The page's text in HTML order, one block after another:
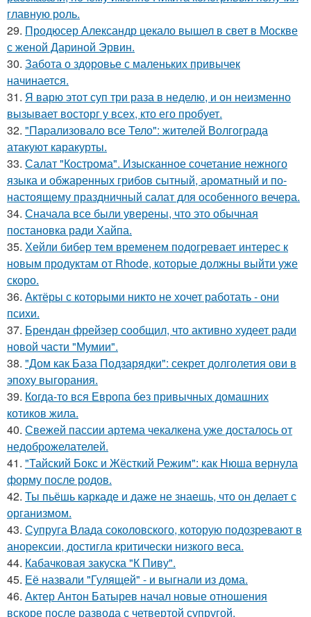
главную роль.
29. Продюсер Александр цекало вышел в свет в Москве
с женой Дариной Эрвин.
30. Забота о здоровье с маленьких привычек
начинается.
31. Я варю этот суп три раза в неделю, и он неизменно
вызывает восторг у всех, кто его пробует.
32. "Пapализовало все Тело": жителей Волгограда
атакуют каракурты.
33. Салат "Кострома". Изысканное сочетание нежного
языка и обжаренных грибов сытный, ароматный и по-
настоящему праздничный салат для особенного вечера.
34. Сначала все были уверены, что это обычная
постановка ради Хайпа.
35. Хейли бибер тем временем подогревает интерес к
новым продуктам от Rhode, которые должны выйти уже
скоро.
36. Актёры с которыми никто не хочет работать - они
психи.
37. Брендан фрейзер сообщил, что активно худеет ради
новой части "Мумии".
38. "Дом как База Подзарядки": секрет долголетия ови в
эпоху выгорания.
39. Когда-то вся Европа без привычных домашних
котиков жила.
40. Свежей пассии артема чекалкена уже досталось от
недоброжелателей.
41. "Тайский Бокс и Жёсткий Режим": как Нюша вернула
форму после родов.
42. Ты пьёшь каркаде и даже не знаешь, что он делает с
организмом.
43. Супруга Влада соколовского, которую подозревают в
анорексии, достигла критически низкого веса.
44. Кабачковая закуска "К Пиву".
45. Её назвали "Гулящей" - и выгнали из дома.
46. Актер Антон Батырев начал новые отношения
вскоре после развода с четвертой супругой.